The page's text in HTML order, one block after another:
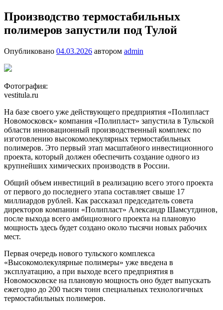
Производство термостабильных
полимеров запустили под Тулой
Опубликовано 04.03.2026 автором admin
Фотография:
vestitula.ru
На базе своего уже действующего предприятия «Полипласт
Новомосковск» компания «Полипласт» запустила в Тульской
области инновационный производственный комплекс по
изготовлению высокомолекулярных термостабильных
полимеров. Это первый этап масштабного инвестиционного
проекта, который должен обеспечить создание одного из
крупнейших химических производств в России.
Общий объем инвестиций в реализацию всего этого проекта
от первого до последнего этапа составляет свыше 17
миллиардов рублей. Как рассказал председатель совета
директоров компании «Полипласт» Александр Шамсутдинов,
после выхода всего амбициозного проекта на плановую
мощность здесь будет создано около тысячи новых рабочих
мест.
Первая очередь нового тульского комплекса
«Высокомолекулярные полимеры» уже введена в
эксплуатацию, а при выходе всего предприятия в
Новомосковске на плановую мощность оно будет выпускать
ежегодно до 200 тысяч тонн специальных технологичных
термостабильных полимеров.